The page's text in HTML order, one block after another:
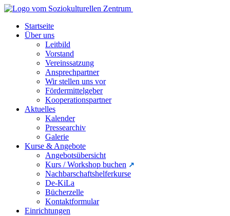
Startseite
Über uns
Leitbild
Vorstand
Vereinssatzung
Ansprechpartner
Wir stellen uns vor
Fördermittelgeber
Kooperationspartner
Aktuelles
Kalender
Pressearchiv
Galerie
Kurse & Angebote
Angebotsübersicht
Kurs / Workshop buchen
Nachbarschaftshelferkurse
De-KiLa
Bücherzelle
Kontaktformular
Einrichtungen